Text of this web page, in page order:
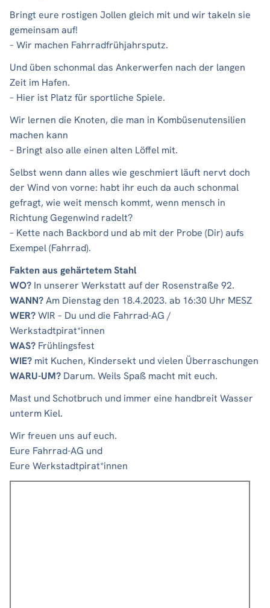
Bringt eure rostigen Jollen gleich mit und wir takeln sie
gemeinsam auf!
– Wir machen Fahrradfrühjahrsputz.
Und üben schonmal das Ankerwerfen nach der langen
Zeit im Hafen.
– Hier ist Platz für sportliche Spiele.
Wir lernen die Knoten, die man in Kombüsenutensilien
machen kann
– Bringt also alle einen alten Löffel mit.
Selbst wenn dann alles wie geschmiert läuft nervt doch
der Wind von vorne: habt ihr euch da auch schonmal
gefragt, wie weit mensch kommt, wenn mensch in
Richtung Gegenwind radelt?
– Kette nach Backbord und ab mit der Probe (Dir) aufs
Exempel (Fahrrad).
Fakten aus gehärtetem Stahl
WO? In unserer Werkstatt auf der Rosenstraße 92.
WANN?Am Dienstag den 18.4.2023. ab 16:30 Uhr MESZ
WER?WIR – Du und die Fahrrad-AG /
Werkstadtpirat*innen
WAS? Frühlingsfest
WIE? mit Kuchen, Kindersekt und vielen Überraschungen
WARU-UM? Darum. Weils Spaß macht mit euch.
Mast und Schotbruch und immer eine handbreit Wasser
unterm Kiel.
Wir freuen uns auf euch.
Eure Fahrrad-AG und
Eure Werkstadtpirat*innen